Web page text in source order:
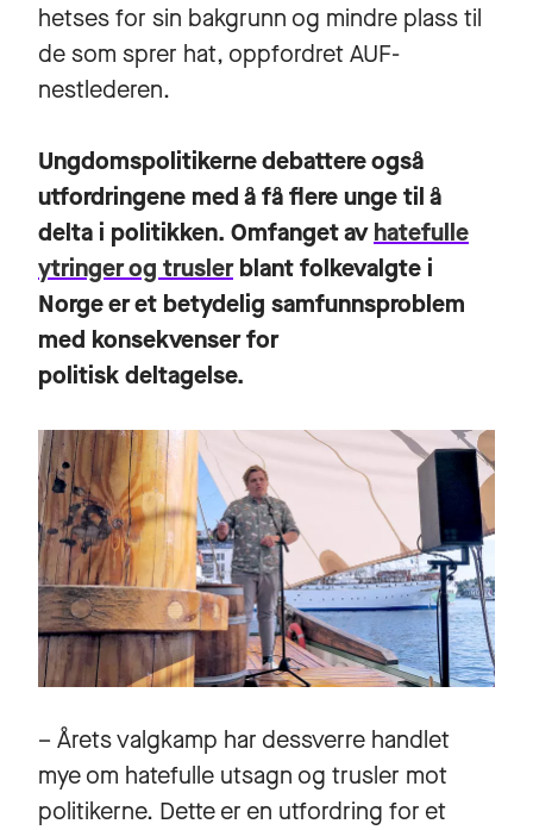
hetses for sin bakgrunn og mindre plass til
de som sprer hat, oppfordret AUF-
nestlederen.
Ungdomspolitikerne debattere også
utfordringene med å få flere unge til å
delta i politikken. Omfanget avhatefulle
ytringer og truslerblant folkevalgte i
Norge er et betydelig samfunnsproblem
med konsekvenser for
politisk deltagelse.
– Årets valgkamp har dessverre handlet
mye om hatefulle utsagn og trusler mot
politikerne. Dette er en utfordring for et